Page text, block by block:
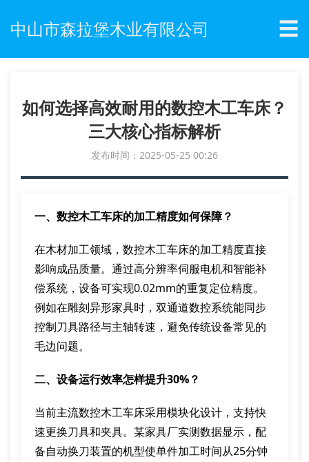
中山市森拉堡木业有限公司 ☰
如何选择高效耐用的数控木工车床？
三大核心指标解析
发布时间：2025-05-25 00:26
一、数控木工车床的加工精度如何保障？
在木材加工领域，数控木工车床的加工精度直接
影响成品质量。通过高分辨率伺服电机和智能补
偿系统，设备可实现0.02mm的重复定位精度。
例如在雕刻异形家具时，双通道数控系统能同步
控制刀具路径与主轴转速，避免传统设备常见的
毛边问题。
二、设备运行效率怎样提升30%？
当前主流数控木工车床采用模块化设计，支持快
速更换刀具和夹具。某家具厂实测数据显示，配
备自动换刀装置的机型使单件加工时间从25分钟